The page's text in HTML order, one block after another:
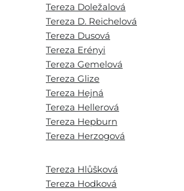
Tereza Doležalová
Tereza D. Reichelová
Tereza Dusová
Tereza Erényi
Tereza Gemelová
Tereza Glize
Tereza Hejná
Tereza Hellerová
Tereza Hepburn
Tereza Herzogová
Tereza Hlůšková
Tereza Hodková